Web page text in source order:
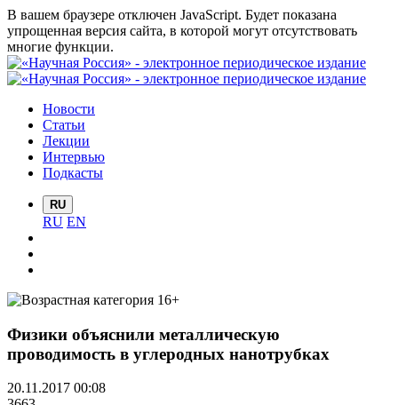
В вашем браузере отключен JavaScript. Будет показана
упрощенная версия сайта, в которой могут отсутствовать
многие функции.
Новости
Статьи
Лекции
Интервью
Подкасты
RU
RU EN
Физики объяснили металлическую
проводимость в углеродных нанотрубках
20.11.2017 00:08